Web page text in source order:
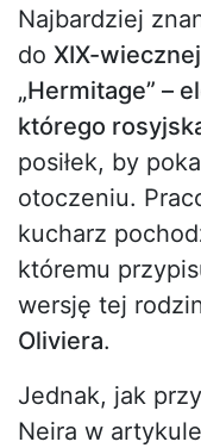
Najbardziej
do XIX-
„Hermitage” –
którego
posiłek, by
otoczeniu.
kucharz
któremu
wersję tej
Oliviera.
Jednak, jak
Neira w artykule